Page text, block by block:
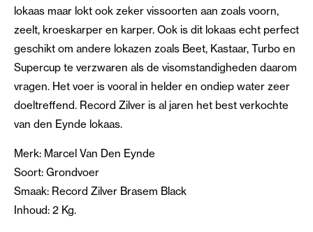
lokaas maar lokt ook zeker vissoorten aan zoals voorn,
zeelt, kroeskarper en karper. Ook is dit lokaas echt perfect
geschikt om andere lokazen zoals Beet, Kastaar, Turbo en
Supercup te verzwaren als de visomstandigheden daarom
vragen. Het voer is vooral in helder en ondiep water zeer
doeltreffend. Record Zilver is al jaren het best verkochte
van den Eynde lokaas.
Merk: Marcel Van Den Eynde
Soort: Grondvoer
Smaak: Record Zilver Brasem Black
Inhoud: 2 Kg.